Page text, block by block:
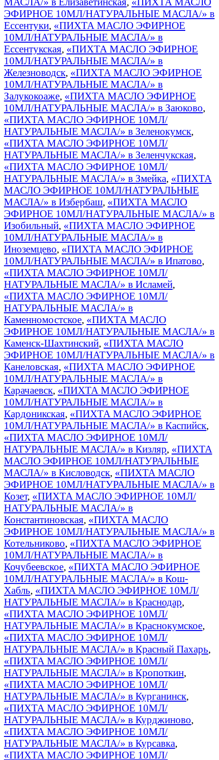
ЭФИРНОЕ 10МЛ/НАТУРАЛЬНЫЕ МАСЛА/» в
Ессентуки, «ПИХТА МАСЛО ЭФИРНОЕ
10МЛ/НАТУРАЛЬНЫЕ МАСЛА/» в
Ессентукская, «ПИХТА МАСЛО ЭФИРНОЕ
10МЛ/НАТУРАЛЬНЫЕ МАСЛА/» в
Железноводск, «ПИХТА МАСЛО ЭФИРНОЕ
10МЛ/НАТУРАЛЬНЫЕ МАСЛА/» в
Залукокоаже, «ПИХТА МАСЛО ЭФИРНОЕ
10МЛ/НАТУРАЛЬНЫЕ МАСЛА/» в Заюково,
«ПИХТА МАСЛО ЭФИРНОЕ 10МЛ/
НАТУРАЛЬНЫЕ МАСЛА/» в Зеленокумск,
«ПИХТА МАСЛО ЭФИРНОЕ 10МЛ/
НАТУРАЛЬНЫЕ МАСЛА/» в Зеленчукская,
«ПИХТА МАСЛО ЭФИРНОЕ 10МЛ/
НАТУРАЛЬНЫЕ МАСЛА/» в Змейка, «ПИХТА
МАСЛО ЭФИРНОЕ 10МЛ/НАТУРАЛЬНЫЕ
МАСЛА/» в Избербаш, «ПИХТА МАСЛО
ЭФИРНОЕ 10МЛ/НАТУРАЛЬНЫЕ МАСЛА/» в
Изобильный, «ПИХТА МАСЛО ЭФИРНОЕ
10МЛ/НАТУРАЛЬНЫЕ МАСЛА/» в
Иноземцево, «ПИХТА МАСЛО ЭФИРНОЕ
10МЛ/НАТУРАЛЬНЫЕ МАСЛА/» в Ипатово,
«ПИХТА МАСЛО ЭФИРНОЕ 10МЛ/
НАТУРАЛЬНЫЕ МАСЛА/» в Исламей,
«ПИХТА МАСЛО ЭФИРНОЕ 10МЛ/
НАТУРАЛЬНЫЕ МАСЛА/» в
Каменномостское, «ПИХТА МАСЛО
ЭФИРНОЕ 10МЛ/НАТУРАЛЬНЫЕ МАСЛА/» в
Каменск-Шахтинский, «ПИХТА МАСЛО
ЭФИРНОЕ 10МЛ/НАТУРАЛЬНЫЕ МАСЛА/» в
Канеловская, «ПИХТА МАСЛО ЭФИРНОЕ
10МЛ/НАТУРАЛЬНЫЕ МАСЛА/» в
Карачаевск, «ПИХТА МАСЛО ЭФИРНОЕ
10МЛ/НАТУРАЛЬНЫЕ МАСЛА/» в
Кардоникская, «ПИХТА МАСЛО ЭФИРНОЕ
10МЛ/НАТУРАЛЬНЫЕ МАСЛА/» в Каспийск,
«ПИХТА МАСЛО ЭФИРНОЕ 10МЛ/
НАТУРАЛЬНЫЕ МАСЛА/» в Кизляр, «ПИХТА
МАСЛО ЭФИРНОЕ 10МЛ/НАТУРАЛЬНЫЕ
МАСЛА/» в Кисловодск, «ПИХТА МАСЛО
ЭФИРНОЕ 10МЛ/НАТУРАЛЬНЫЕ МАСЛА/» в
Козет, «ПИХТА МАСЛО ЭФИРНОЕ 10МЛ/
НАТУРАЛЬНЫЕ МАСЛА/» в
Константиновская, «ПИХТА МАСЛО
ЭФИРНОЕ 10МЛ/НАТУРАЛЬНЫЕ МАСЛА/» в
Котельниково, «ПИХТА МАСЛО ЭФИРНОЕ
10МЛ/НАТУРАЛЬНЫЕ МАСЛА/» в
Кочубеевское, «ПИХТА МАСЛО ЭФИРНОЕ
10МЛ/НАТУРАЛЬНЫЕ МАСЛА/» в Кош-
Хабль, «ПИХТА МАСЛО ЭФИРНОЕ 10МЛ/
НАТУРАЛЬНЫЕ МАСЛА/» в Краснодар,
«ПИХТА МАСЛО ЭФИРНОЕ 10МЛ/
НАТУРАЛЬНЫЕ МАСЛА/» в Краснокумское,
«ПИХТА МАСЛО ЭФИРНОЕ 10МЛ/
НАТУРАЛЬНЫЕ МАСЛА/» в Красный Пахарь,
«ПИХТА МАСЛО ЭФИРНОЕ 10МЛ/
НАТУРАЛЬНЫЕ МАСЛА/» в Кропоткин,
«ПИХТА МАСЛО ЭФИРНОЕ 10МЛ/
НАТУРАЛЬНЫЕ МАСЛА/» в Курганинск,
«ПИХТА МАСЛО ЭФИРНОЕ 10МЛ/
НАТУРАЛЬНЫЕ МАСЛА/» в Курджиново,
«ПИХТА МАСЛО ЭФИРНОЕ 10МЛ/
НАТУРАЛЬНЫЕ МАСЛА/» в Курсавка,
«ПИХТА МАСЛО ЭФИРНОЕ 10МЛ/